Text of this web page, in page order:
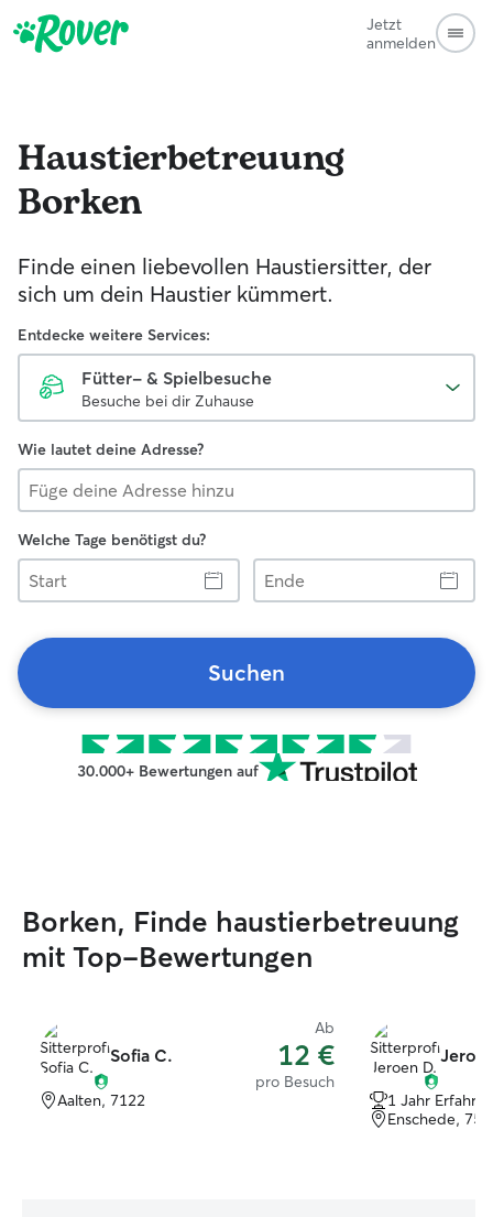
Jetzt
anmelden
Haustierbetreuung
Borken
Finde einen liebevollen Haustiersitter, der
sich um dein Haustier kümmert.
Entdecke weitere Services:
Fütter- & Spielbesuche
Besuche bei dir Zuhause
Wie lautet deine Adresse?
Welche Tage benötigst du?
Start
Ende
Suchen
30.000+ Bewertungen auf
Borken, Finde haustierbetreuung
mit Top-Bewertungen
Sofia C.
Ab
12 €
pro Besuch
Aalten, 7122
1 Jahr
Enschede,